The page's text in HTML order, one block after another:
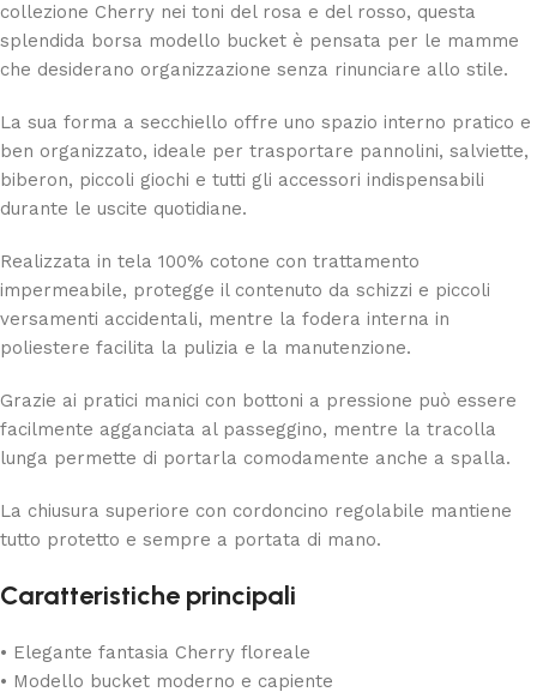
collezione Cherry nei toni del rosa e del rosso, questa
splendida borsa modello bucket è pensata per le mamme
che desiderano organizzazione senza rinunciare allo stile.
La sua forma a secchiello offre uno spazio interno pratico e
ben organizzato, ideale per trasportare pannolini, salviette,
biberon, piccoli giochi e tutti gli accessori indispensabili
durante le uscite quotidiane.
Realizzata in tela 100% cotone con trattamento
impermeabile, protegge il contenuto da schizzi e piccoli
versamenti accidentali, mentre la fodera interna in
poliestere facilita la pulizia e la manutenzione.
Grazie ai pratici manici con bottoni a pressione può essere
facilmente agganciata al passeggino, mentre la tracolla
lunga permette di portarla comodamente anche a spalla.
La chiusura superiore con cordoncino regolabile mantiene
tutto protetto e sempre a portata di mano.
Caratteristiche principali
• Elegante fantasia Cherry floreale
• Modello bucket moderno e capiente